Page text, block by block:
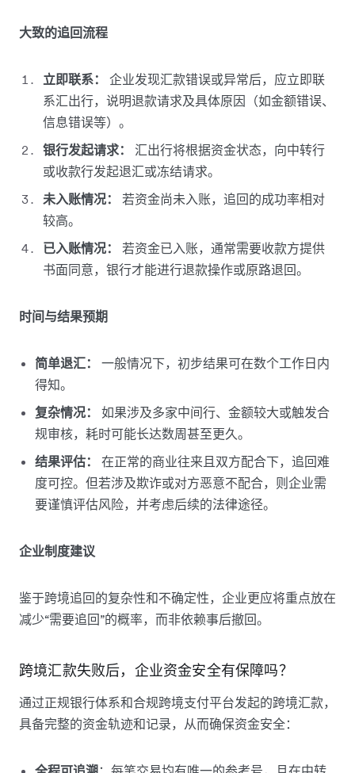
大致的追回流程
立即联系：
企业发现汇款错误或异常后，应立即联
系汇出行，说明退款请求及具体原因（如金额错误、
信息错误等）。
银行发起请求：
汇出行将根据资金状态，向中转行
或收款行发起退汇或冻结请求。
未入账情况：
若资金尚未入账，追回的成功率相对
较高。
已入账情况：
若资金已入账，通常需要收款方提供
书面同意，银行才能进行退款操作或原路退回。
时间与结果预期
简单退汇：
一般情况下，初步结果可在数个工作日内
得知。
复杂情况：
如果涉及多家中间行、金额较大或触发合
规审核，耗时可能长达数周甚至更久。
结果评估：
在正常的商业往来且双方配合下，追回难
度可控。但若涉及欺诈或对方恶意不配合，则企业需
要谨慎评估风险，并考虑后续的法律途径。
企业制度建议
鉴于跨境追回的复杂性和不确定性，企业更应将重点放在
减少“需要追回”的概率，而非依赖事后撤回。
跨境汇款失败后，企业资金安全有保障吗？
通过正规银行体系和合规跨境支付平台发起的跨境汇款，
具备完整的资金轨迹和记录，从而确保资金安全：